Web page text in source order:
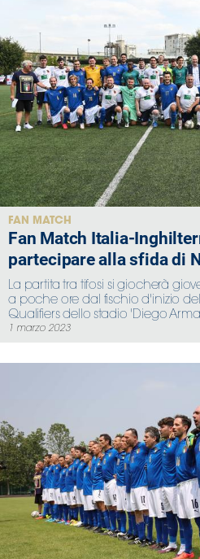
FAN MATCH
Fan Match Italia-
partecipare alla sfida di
La partita tra tifosi si giocherà
a poche ore dal fischio d'inizio
Qualifiers dello stadio 'Diego
1 marzo 2023